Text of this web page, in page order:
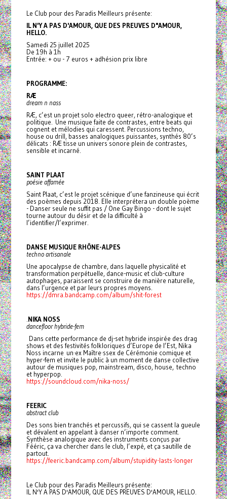
Le Club pour des Paradis Meilleurs présente:
IL N'Y A PAS D'AMOUR, QUE DES PREUVES D"AMOUR,
HELLO.
Samedi 25 juillet 2025
De 19h à 1h
Entrée: + ou - 7 euros + adhésion prix libre
PROGRAMME:
RÆ
dream n nass
RÆ, c’est un projet solo electro queer, rétro-analogique et
politique. Une musique faite de contrastes, entre beats qui
cognent et mélodies qui caressent. Percussions techno,
house ou drill, basses analogiques puissantes, synthés 80’s
délicats : RÆ tisse un univers sonore plein de contrastes,
sensible et incarné.
SAINT PLAAT
poésie affamée
Saint Plaat, c’est le projet scénique d’une fanzineuse qui écrit
des poèmes depuis 2018. Elle interprétera un double poème
- Danser seule ne suffit pas / One Gay Bingo - dont le sujet
tourne autour du désir et de la difficulté à
l’identifier/l’exprimer.
DANSE MUSIQUE RHÔNE-ALPES
techno artisanale
Une apocalypse de chambre, dans laquelle physicalité et
transformation perpétuelle, dance-music et club-culture
autophages, paraissent se construire de manière naturelle,
dans l’urgence et par leurs propres moyens.
https://dmra.bandcamp.com/album/shit-forest
NIKA NOSS
dancefloor hybride-fem
Dans cette performance de dj-set hybride inspirée des drag
shows et des festivités folkloriques d’Europe de l’Est, Nika
Noss incarne un·ex Maître·ssex de Cérémonie comique et
hyper-fem et invite le public à un moment de danse collective
autour de musiques pop, mainstream, disco, house, techno
et hyperpop.
https://soundcloud.com/nika-noss/
FEERIC
abstract club
Des sons bien tranchés et percussifs, qui se cassent la gueule
et dévalent en appelant à danser n’importe comment.
Synthèse analogique avec des instruments conçus par
Fééric, ça va chercher dans le club, l’expé, et ça sautille de
partout.
https://feeric.bandcamp.com/album/stupidity-lasts-longer
Le Club pour des Paradis Meilleurs présente:
IL N'Y A PAS D'AMOUR, QUE DES PREUVES D'AMOUR, HELLO.